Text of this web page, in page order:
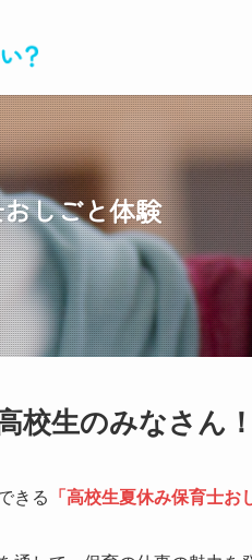
しごと体験
校生のみなさん！
きる 「高校生夏休み保育士お